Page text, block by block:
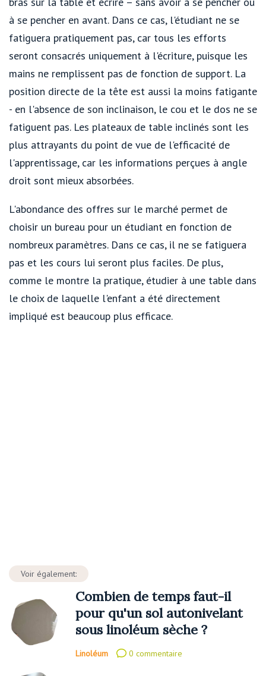
à se pencher en avant. Dans ce cas, l'étudiant ne se
fatiguera pratiquement pas, car tous les efforts
seront consacrés uniquement à l'écriture, puisque les
mains ne remplissent pas de fonction de support. La
position directe de la tête est aussi la moins fatigante
- en l'absence de son inclinaison, le cou et le dos ne se
fatiguent pas. Les plateaux de table inclinés sont les
plus attrayants du point de vue de l'efficacité de
l'apprentissage, car les informations perçues à angle
droit sont mieux absorbées.
L'abondance des offres sur le marché permet de
choisir un bureau pour un étudiant en fonction de
nombreux paramètres. Dans ce cas, il ne se fatiguera
pas et les cours lui seront plus faciles. De plus,
comme le montre la pratique, étudier à une table dans
le choix de laquelle l'enfant a été directement
impliqué est beaucoup plus efficace.
Voir également:
Combien de temps faut-il
pour qu'un sol autonivelant
sous linoléum sèche ?
Linoléum 0 commentaire